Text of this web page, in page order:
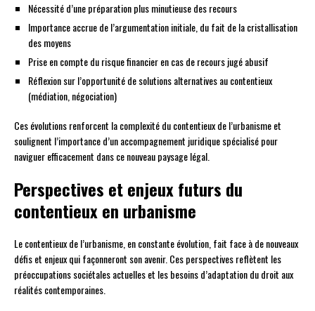
Nécessité d’une préparation plus minutieuse des recours
Importance accrue de l’argumentation initiale, du fait de la cristallisation
des moyens
Prise en compte du risque financier en cas de recours jugé abusif
Réflexion sur l’opportunité de solutions alternatives au contentieux
(médiation, négociation)
Ces évolutions renforcent la complexité du contentieux de l’urbanisme et
soulignent l’importance d’un accompagnement juridique spécialisé pour
naviguer efficacement dans ce nouveau paysage légal.
Perspectives et enjeux futurs du
contentieux en urbanisme
Le contentieux de l’urbanisme, en constante évolution, fait face à de nouveaux
défis et enjeux qui façonneront son avenir. Ces perspectives reflètent les
préoccupations sociétales actuelles et les besoins d’adaptation du droit aux
réalités contemporaines.